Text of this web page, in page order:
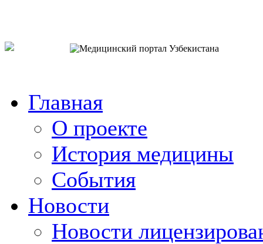
Главная
О проекте
История медицины
События
Новости
Новости